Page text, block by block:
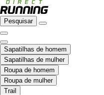
Pesquisar
Sapatilhas de homem
Sapatilhas de mulher
Roupa de homem
Roupa de mulher
Trail